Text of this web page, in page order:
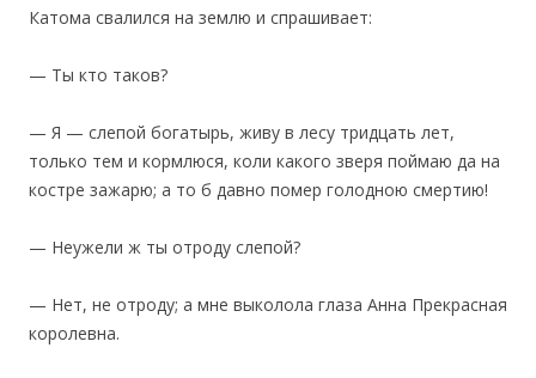
‎Катома свалился на землю и спрашивает:
— Ты кто таков?
— Я — слепой богатырь, живу в лесу тридцать лет,
только тем и кормлюся, коли какого зверя поймаю да на
костре зажарю; а то б давно помер голодною смертию!
— Неужели ж ты отроду слепой?
— Нет, не отроду; а мне выколола глаза Анна Прекрасная
королевна.